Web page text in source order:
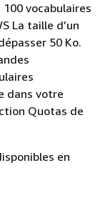
vocabulaires
La taille d’un
50 Ko.
dans votre
Quotas de
en